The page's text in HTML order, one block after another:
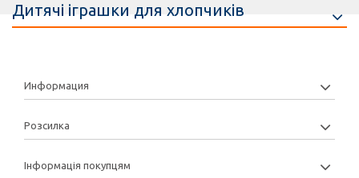
Дитячі іграшки для хлопчиків
Информация
Розсилка
Інформація покупцям